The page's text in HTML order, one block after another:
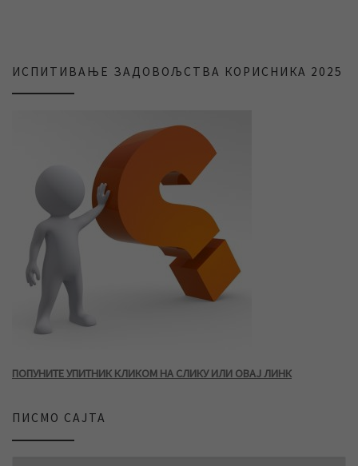
ИСПИТИВАЊЕ ЗАДОВОЉСТВА КОРИСНИКА 2025
ПОПУНИТЕ УПИТНИК КЛИКОМ НА СЛИКУ ИЛИ ОВАЈ ЛИНК
ПИСМО САЈТА